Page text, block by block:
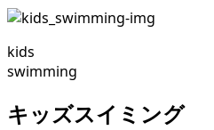
kids
swimming
キッズスイミング